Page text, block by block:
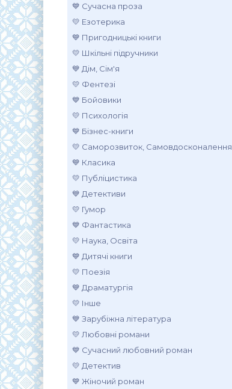
💙 Сучасна проза
💛 Езотерика
💙 Пригодницькі книги
💛 Шкільні підручники
💙 Дім, Сім'я
💛 Фентезі
💙 Бойовики
💛 Психологія
💙 Бізнес-книги
💛 Саморозвиток, Самовдосконалення
💙 Класика
💛 Публіцистика
💙 Детективи
💛 Гумор
💙 Фантастика
💛 Наука, Освіта
💙 Дитячі книги
💛 Поезія
💙 Драматургія
💛 Інше
💙 Зарубіжна література
💛 Любовні романи
💙 Сучасний любовний роман
💛 Детектив
💙 Жіночий роман